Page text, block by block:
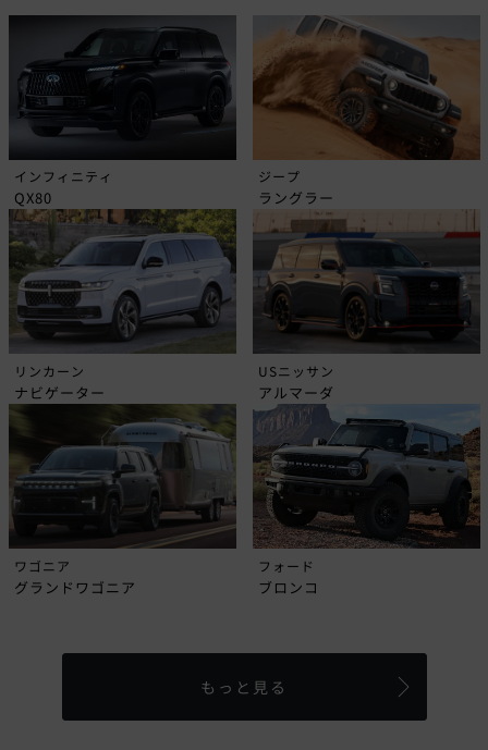
インフィニティ
QX80
ジープ
ラングラー
リンカーン
ナビゲーター
USニッサン
アルマーダ
ワゴニア
グランドワゴニア
フォード
ブロンコ
もっと見る